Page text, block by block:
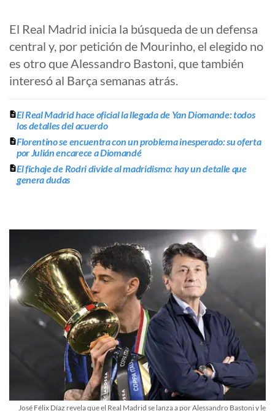
El Real Madrid inicia la búsqueda de un defensa
central y, por petición de Mourinho, el elegido no
es otro que Alessandro Bastoni, que también
interesó al Barça semanas atrás.
El Real Madrid hace oficial la llegada de Yan Diomande: todos
los detalles del acuerdo
Florentino se encuentra con un problema inesperado: su oferta
por Julián encarece a Diomandé
El fichaje de Rodri divide al madridismo: hay un detalle que
genera dudas
José Félix Díaz revela que el Real Madrid se lanza a por Alessandro Bastoni y le